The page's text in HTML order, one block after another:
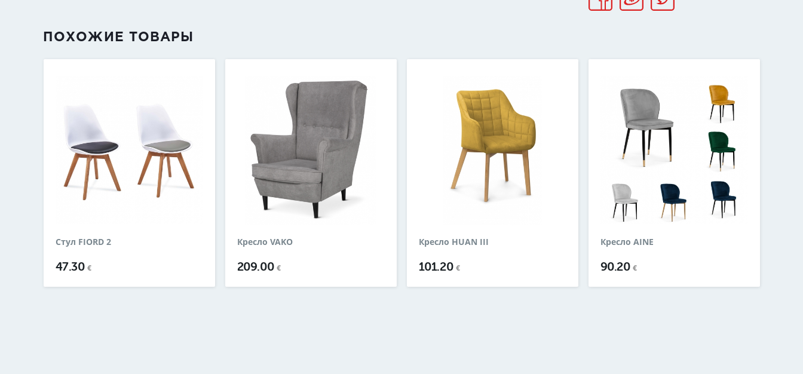
ПОХОЖИЕ ТОВАРЫ
Стул FIORD 2
47.30€
Кресло VAKO
209.00 €
Кресло HUAN III
101.20 €
Кресло AINE
90.20€